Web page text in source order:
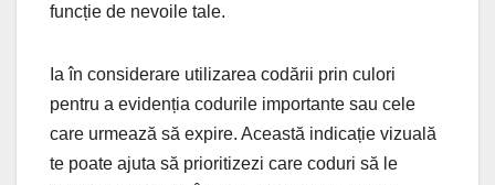
funcție de nevoile tale.
Ia în considerare utilizarea codării prin culori
pentru a evidenția codurile importante sau cele
care urmează să expire. Această indicație vizuală
te poate ajuta să prioritizezi care coduri să le